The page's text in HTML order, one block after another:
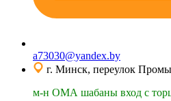
a73030@yandex.by
г. Минск, переулок
м-н ОМА шабаны вход с